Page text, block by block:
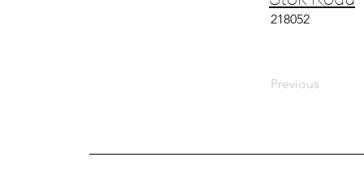
218052
Previous